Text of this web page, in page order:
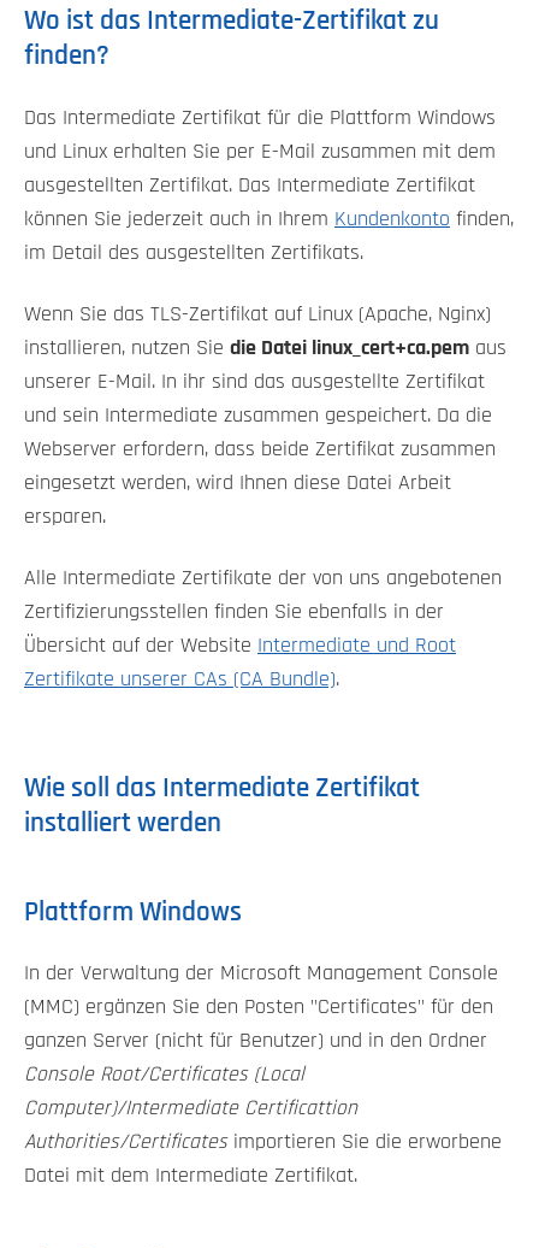
Wo ist das Intermediate-Zertifikat zu
finden?
Das Intermediate Zertifikat für die Plattform Windows
und Linux erhalten Sie per E-Mail zusammen mit dem
ausgestellten Zertifikat. Das Intermediate Zertifikat
können Sie jederzeit auch in Ihrem Kundenkonto finden,
im Detail des ausgestellten Zertifikats.
Wenn Sie das TLS-Zertifikat auf Linux (Apache, Nginx)
installieren, nutzen Sie die Datei linux_cert+ca.pem aus
unserer E-Mail. In ihr sind das ausgestellte Zertifikat
und sein Intermediate zusammen gespeichert. Da die
Webserver erfordern, dass beide Zertifikat zusammen
eingesetzt werden, wird Ihnen diese Datei Arbeit
ersparen.
Alle Intermediate Zertifikate der von uns angebotenen
Zertifizierungsstellen finden Sie ebenfalls in der
Übersicht auf der Website Intermediate und Root
Zertifikate unserer CAs (CA Bundle).
Wie soll das Intermediate Zertifikat
installiert werden
Plattform Windows
In der Verwaltung der Microsoft Management Console
(MMC) ergänzen Sie den Posten "Certificates" für den
ganzen Server (nicht für Benutzer) und in den Ordner
Console Root/Certificates (Local
Computer)/Intermediate Certificattion
Authorities/Certificatesimportieren Sie die erworbene
Datei mit dem Intermediate Zertifikat.